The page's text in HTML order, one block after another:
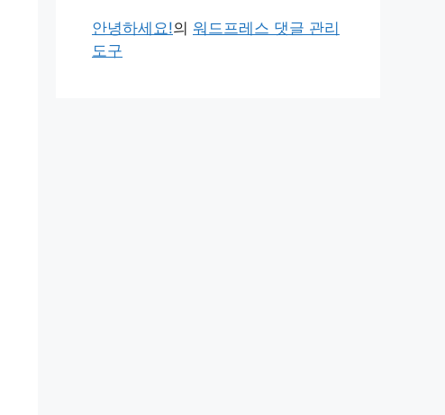
안녕하세요!의 워드프레스 댓글 관리
도구